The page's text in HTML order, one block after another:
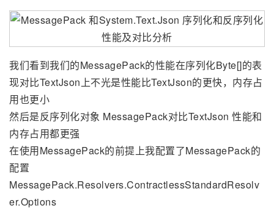
我们看到我们的MessagePack的性能在序列化Byte[]的表
现对比TextJson上不光是性能比TextJson的更快，内存占
用也更小
然后是反序列化对象 MessagePack对比TextJson 性能和
内存占用都更强
在使用MessagePack的前提上我配置了MessagePack的
配置
MessagePack.Resolvers.ContractlessStandardResolv
er.Options